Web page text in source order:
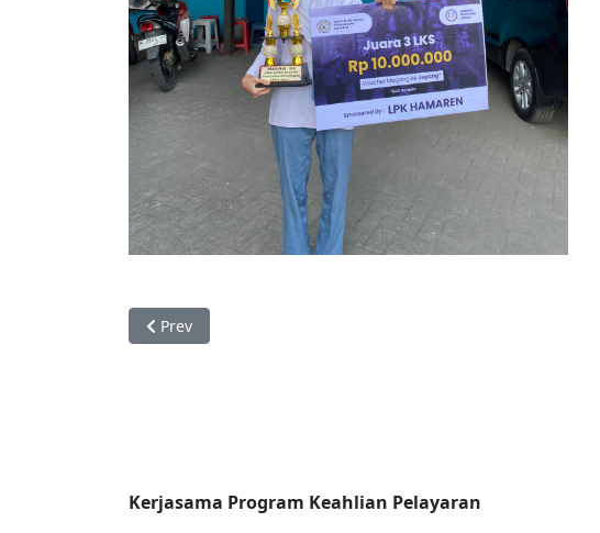
Previous article: Experiental Learning: Belajar dari Alam,
Prev
Kerjasama Program Keahlian Pelayaran